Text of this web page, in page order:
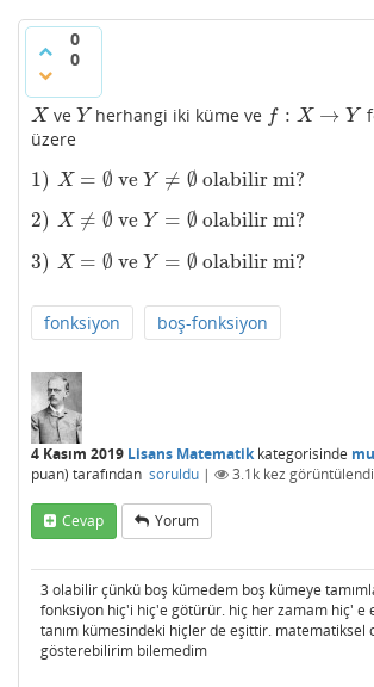
0
0
X
X ve Y
Y herhangi iki küme ve f : X → Y
f:X→Y
üzere
1) X = ∅ ve Y ≠ ∅ olabilir mi?
1 )X= ∅ ve Y≠ ∅olabilir mi?
2) X ≠ ∅ ve Y = ∅ olabilir mi?
2 )X≠ ∅ ve Y= ∅olabilir mi?
3) X = ∅ ve Y = ∅ olabilir mi?
3 )X= ∅ ve Y= ∅olabilir mi?
fonksiyon boş-fonksiyon
4 Kasım 2019 Lisans Matematikkategorisinde
puan) tarafından soruldu | 3.1k kez görüntülendi
Cevap Yorum
3 olabilir çünkü boş kümedem boş kümeye
fonksiyon hiç'i hiç'e götürür. hiç her zamam hiç' e
tanım kümesindeki hiçler de eşittir. matematiksel
gösterebilirim bilemedim